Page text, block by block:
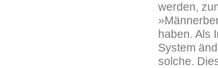
werden,
haben. Als
System
solche.